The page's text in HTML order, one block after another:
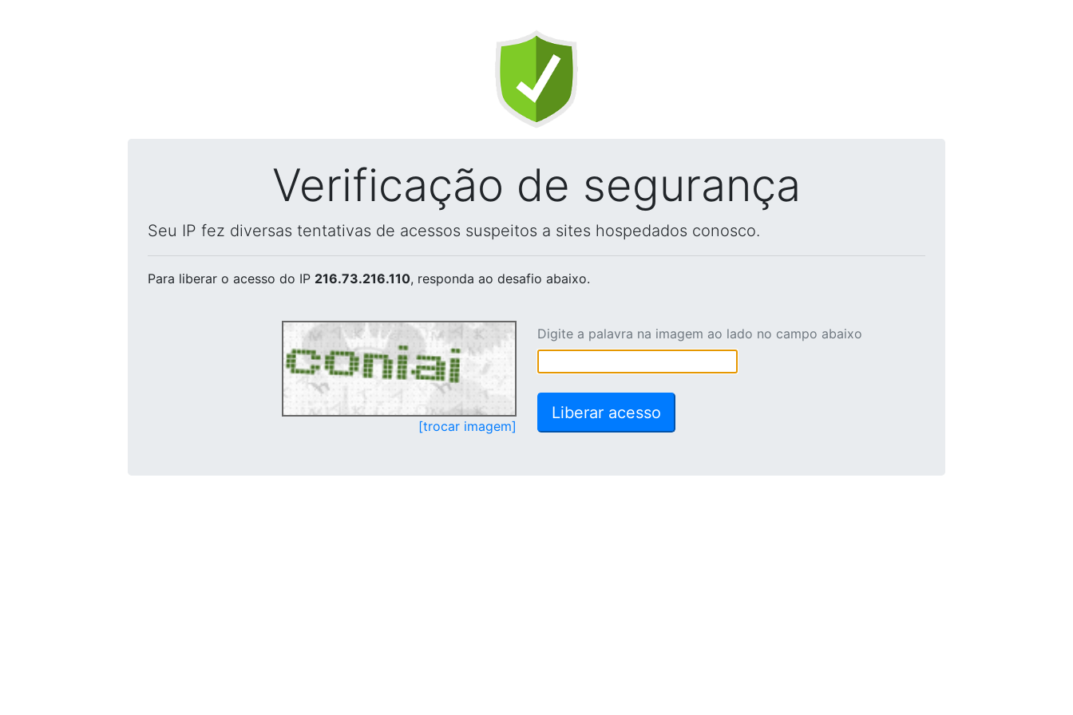
Verificação de segurança
Seu IP fez diversas tentativas de acessos suspeitos a sites hospedados conosco.
Para liberar o acesso do IP 216.73.216.110, responda ao desafio abaixo.
[trocar imagem]
Digite a palavra na imagem ao lado no campo abaixo